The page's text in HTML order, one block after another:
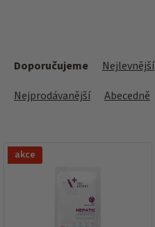
o
Doporučujeme Nejlevnější
Nejprodávanější
Abecedně
V
ý akce